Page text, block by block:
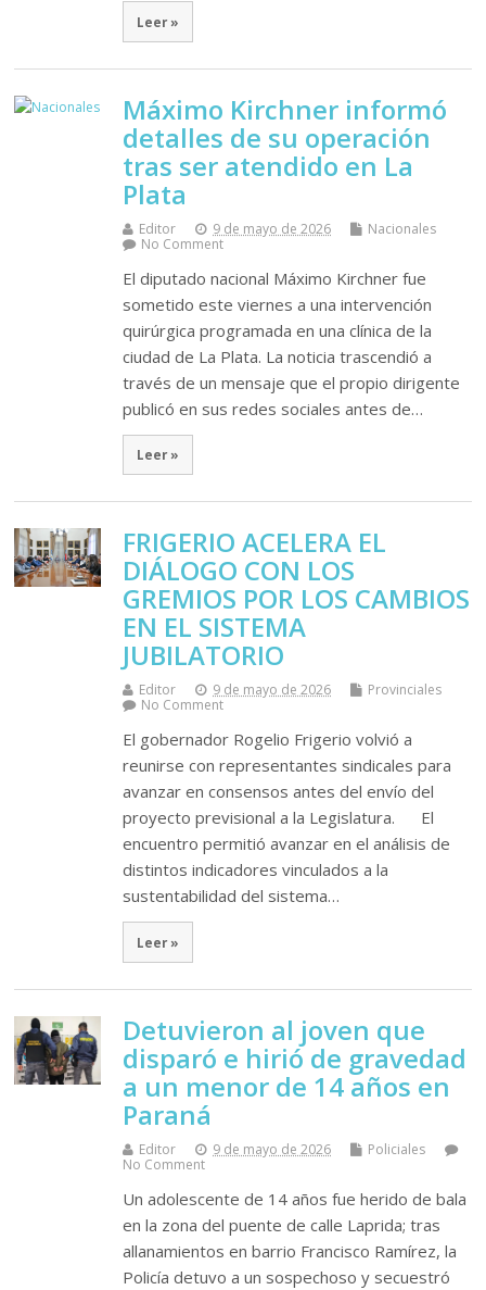
Leer »
Máximo Kirchner informó
detalles de su operación
tras ser atendido en La
Plata
Editor 9 de mayo de 2026
Nacionales
No Comment
El diputado nacional Máximo Kirchner fue
sometido este viernes a una intervención
quirúrgica programada en una clínica de la
ciudad de La Plata. La noticia trascendió a
través de un mensaje que el propio dirigente
publicó en sus redes sociales antes de…
Leer »
FRIGERIO ACELERA EL
DIÁLOGO CON LOS
GREMIOS POR LOS CAMBIOS
EN EL SISTEMA
JUBILATORIO
Editor 9 de mayo de 2026
Provinciales
No Comment
El gobernador Rogelio Frigerio volvió a
reunirse con representantes sindicales para
avanzar en consensos antes del envío del
proyecto previsional a la Legislatura. El
encuentro permitió avanzar en el análisis de
distintos indicadores vinculados a la
sustentabilidad del sistema…
Leer »
Detuvieron al joven que
disparó e hirió de gravedad
a un menor de 14 años en
Paraná
Editor 9 de mayo de 2026
Policiales
No Comment
Un adolescente de 14 años fue herido de bala
en la zona del puente de calle Laprida; tras
allanamientos en barrio Francisco Ramírez, la
Policía detuvo a un sospechoso y secuestró